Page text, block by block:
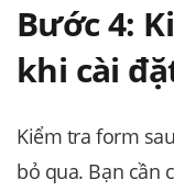
Bước 4:
khi cài
Kiểm tra form
bỏ qua. Bạn cần